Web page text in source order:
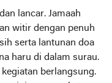
lancar. Jamaah
witir dengan penuh
serta lantunan doa
haru di dalam surau.
kegiatan berlangsung.